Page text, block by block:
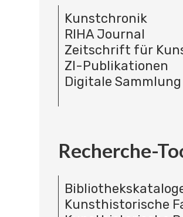
Kunstchronik
RIHA Journal
Zeitschrift für
ZI-Publikationen
Digitale
Recherche-
Kunsthistorische